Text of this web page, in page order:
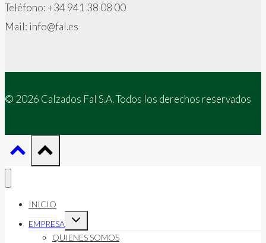
Teléfono: +34 941 38 08 00
Mail: info@fal.es
© 2026 Calzados Fal S.A. Todos los derechos reservados
INICIO
EMPRESA
Alternar
menú
hijo
QUIENES SOMOS